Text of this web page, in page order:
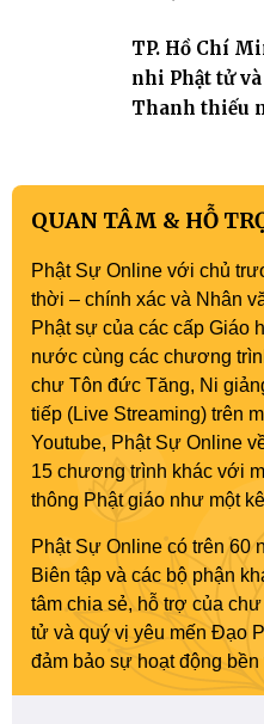
TP. Hồ Chí
nhi Phật tử
Thanh thiếu
QUAN TÂM & HỖ
Phật Sự Online với chủ
thời – chính xác và Nhân
Phật sự của các cấp Giáo
nước cùng các chương
chư Tôn đức Tăng, Ni
tiếp (Live Streaming) trên
Youtube, Phật Sự Online
15 chương trình khác với
thông Phật giáo như một
Phật Sự Online có trên 60
Biên tập và các bộ phận
tâm chia sẻ, hỗ trợ của
tử và quý vị yêu mến Đạo
đảm bảo sự hoạt động